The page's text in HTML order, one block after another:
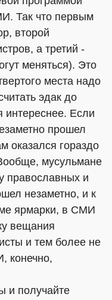
Так что первым
второй
а третий -
меняться). Это
места надо
эдак до
интереснее. Если
прошел
оказался гораздо
мусульмане
православных и
незаметно, и к
ярмарки, в СМИ
вещания
и тем более не
конечно,
и получайте